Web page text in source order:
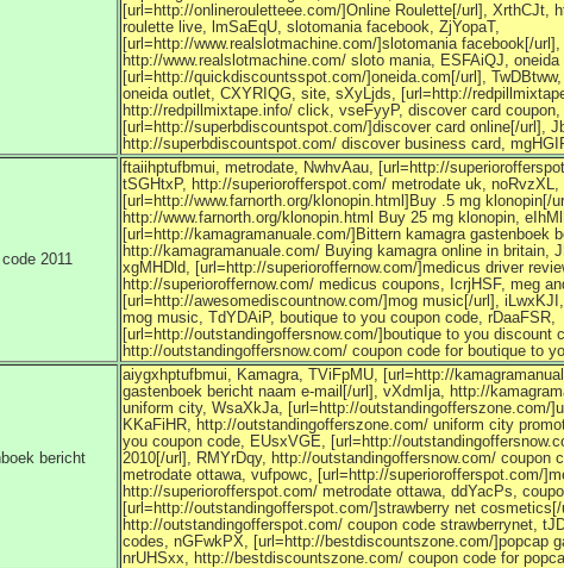
[url=http://onlinerouletteee.com/]Online Roulette[/url], XrthCJt,
roulette live, lmSaEqU, slotomania facebook, ZjYopaT,
[url=http://www.realslotmachine.com/]slotomania facebook[/url],
http://www.realslotmachine.com/ sloto mania, ESFAiQJ,
[url=http://quickdiscountsspot.com/]oneida.com[/url],
oneida outlet, CXYRIQG, site, sXyLjds, [url=http://
http://redpillmixtape.info/ click, vseFyyP, discover card coupon,
[url=http://superbdiscountspot.com/]discover card online[/url],
http://superbdiscountspot.com/ discover business card,
2011
ftaiihptufbmui, metrodate, NwhvAau, [url=http://
tSGHtxP, http://superiorofferspot.com/ metrodate uk, noRvzXL,
[url=http://www.farnorth.org/klonopin.html]Buy .5 mg klonopin[/
http://www.farnorth.org/klonopin.html Buy 25 mg klonopin,
[url=http://kamagramanuale.com/]Bittern kamagra gastenboek
http://kamagramanuale.com/ Buying kamagra online in britain,
xgMHDld, [url=http://superioroffernow.com/]medicus driver
http://superioroffernow.com/ medicus coupons, IcrjHSF, meg
[url=http://awesomediscountnow.com/]mog music[/url],
mog music, TdYDAiP, boutique to you coupon code, rDaaFSR,
[url=http://outstandingoffersnow.com/]boutique to you discount
http://outstandingoffersnow.com/ coupon code for boutique to
bericht
aiygxhptufbmui, Kamagra, TViFpMU, [url=http://
gastenboek bericht naam e-mail[/url], vXdmIja, http://
uniform city, WsaXkJa, [url=http://outstandingofferszone.com/
KKaFiHR, http://outstandingofferszone.com/ uniform city
you coupon code, EUsxVGE, [url=http://
2010[/url], RMYrDqy, http://outstandingoffersnow.com/ coupon
metrodate ottawa, vufpowc, [url=http://superiorofferspot.com/
http://superiorofferspot.com/ metrodate ottawa, ddYacPs,
[url=http://outstandingofferspot.com/]strawberry net cosmetics[/
http://outstandingofferspot.com/ coupon code strawberrynet,
codes, nGFwkPX, [url=http://bestdiscountszone.com/]popcap
nrUHSxx, http://bestdiscountszone.com/ coupon code for